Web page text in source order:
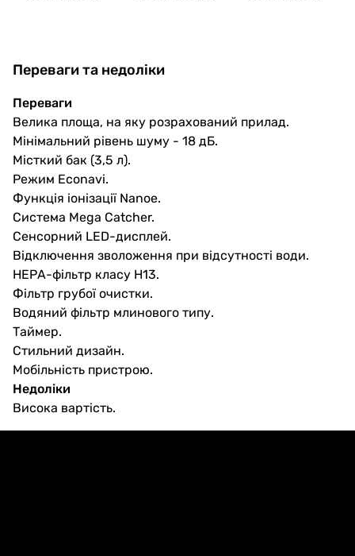
Переваги та недоліки
Переваги
Велика площа, на яку розрахований прилад.
Мінімальний рівень шуму - 18 дБ.
Місткий бак (3,5 л).
Режим Econavi.
Функція іонізації Nanoe.
Система Mega Catcher.
Сенсорний LED-дисплей.
Відключення зволоження при відсутності води.
НЕРА-фільтр класу Н13.
Фільтр грубої очистки.
Водяний фільтр млинового типу.
Таймер.
Стильний дизайн.
Мобільність пристрою.
Недоліки
Висока вартість.